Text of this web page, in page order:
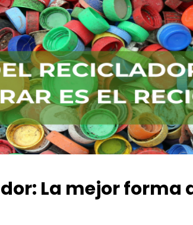
La mejor